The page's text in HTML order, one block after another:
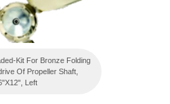
Kit For Bronze Folding
Of Propeller Shaft,
Left